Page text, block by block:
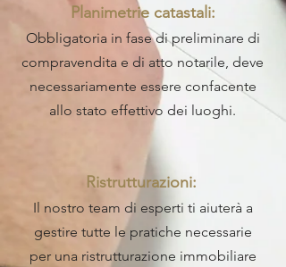
Planimetrie catastali:
Obbligatoria in fase di preliminare di
compravendita e di atto notarile, deve
necessariamente essere confacente
allo stato effettivo dei luoghi.
Ristrutturazioni:
Il nostro team di esperti ti aiuterà a
gestire tutte le pratiche necessarie
per una ristrutturazione immobiliare